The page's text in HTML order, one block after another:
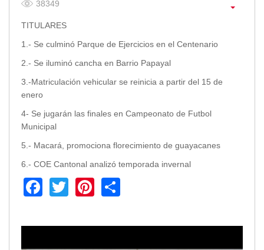
38349
TITULARES
1.- Se culminó Parque de Ejercicios en el Centenario
2.- Se iluminó cancha en Barrio Papayal
3.-Matriculación vehicular se reinicia a partir del 15 de
enero
4- Se jugarán las finales en Campeonato de Futbol
Municipal
5.- Macará, promociona florecimiento de guayacanes
6.- COE Cantonal analizó temporada invernal
Facebook
TwitterPinterest